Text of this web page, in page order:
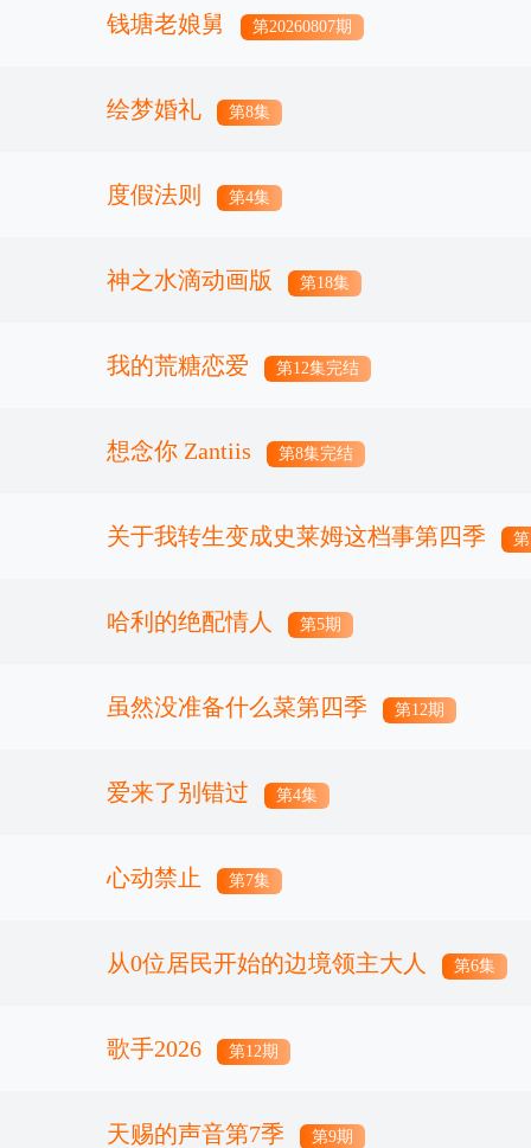
钱塘老娘舅 第20260807期
绘梦婚礼 第8集
度假法则 第4集
神之水滴动画版 第18集
我的荒糖恋爱 第12集完结
想念你 Zantiis 第8集完结
关于我转生变成史莱姆这档事第四季
哈利的绝配情人 第5期
虽然没准备什么菜第四季 第12期
爱来了别错过 第4集
心动禁止 第7集
从0位居民开始的边境领主大人 第6集
歌手2026 第12期
天赐的声音第7季 第9期